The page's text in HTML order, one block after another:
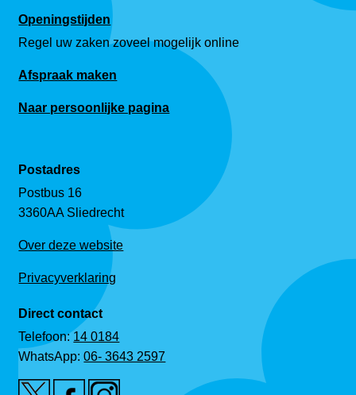
Openingstijden
Regel uw zaken zoveel mogelijk online
Afspraak maken
Naar persoonlijke pagina
Postadres
Postbus 16
3360AA Sliedrecht
Over deze website
Privacyverklaring
Direct contact
Telefoon:14 0184
WhatsApp:06- 3643 2597